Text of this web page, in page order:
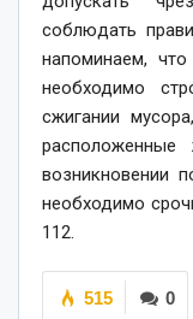
соблюдать
напоминаем,
необходимо
сжигании
возникновении
необходимо
112.
0
515